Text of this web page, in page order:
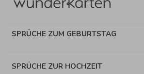
SPRÜCHE ZUM GEBURTSTAG
SPRÜCHE ZUR HOCHZEIT